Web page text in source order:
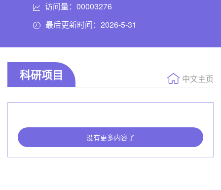
访问量：00003276
最后更新时间：2026-5-31
科研项目 中文主页
没有更多内容了